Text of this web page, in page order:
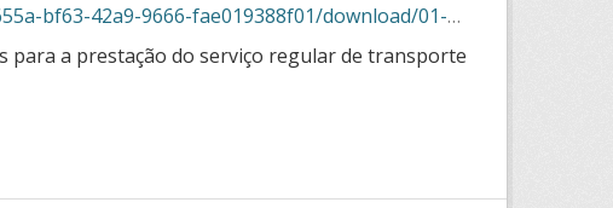
01-2025_pontos_do_esquema_operacional_sigma.json
para a prestação do serviço regular de transporte